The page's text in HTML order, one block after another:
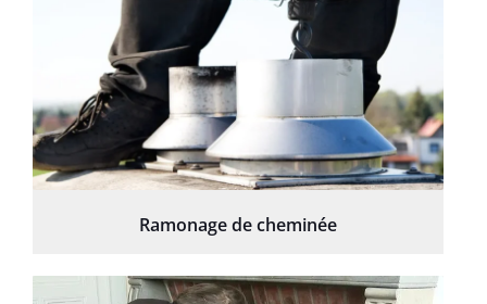
Ramonage de cheminée